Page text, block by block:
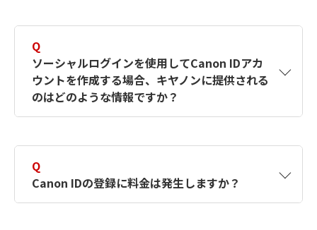
す。詳しい作成方法は【カメラ】Canon IDとは
何ですか？Canon IDの作成方法は？をご確認く
ださい。
Q
ソーシャルログインを使用してCanon IDアカ
ウントを作成する場合、キヤノンに提供される
のはどのような情報ですか？
択したサービスから取得します。アカウントを
簡単に作成できるように、この情報を使用して
Canon IDの登録フォームを入力します。
Q
Canon IDの登録に料金は発生しますか？